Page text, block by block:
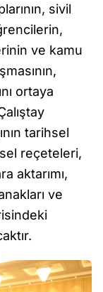
sivil
ve kamu
ortaya
tarihsel
reçeteleri,
aktarımı,
ve